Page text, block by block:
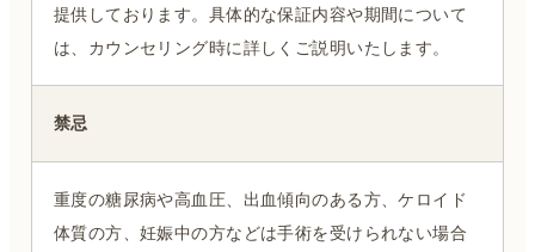
提供しております。具体的な保証内容や期間について
は、カウンセリング時に詳しくご説明いたします。
禁忌
重度の糖尿病や高血圧、出血傾向のある方、ケロイド
体質の方、妊娠中の方などは手術を受けられない場合